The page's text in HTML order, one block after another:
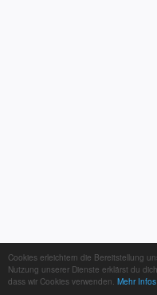
Cookies erleichtern die Bereitstellung
Nutzung unserer Dienste erklärst du
dass wir Cookies verwenden. Mehr Infos